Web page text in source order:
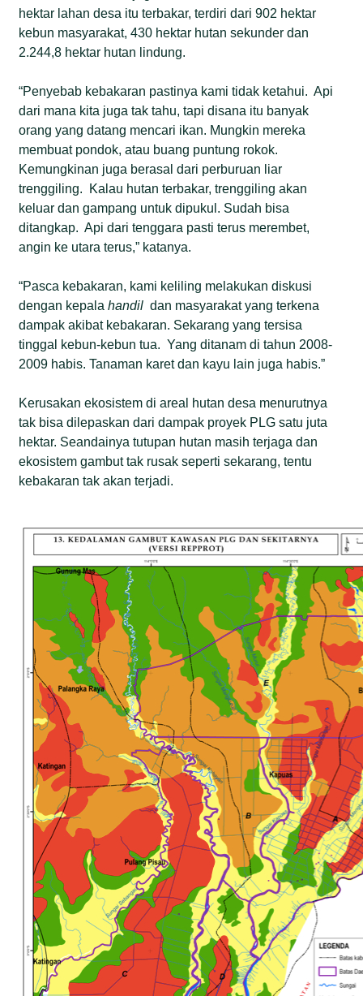
hektar lahan desa itu terbakar, terdiri dari 902 hektar
kebun masyarakat, 430 hektar hutan sekunder dan
2.244,8 hektar hutan lindung.
“Penyebab kebakaran pastinya kami tidak ketahui. Api
dari mana kita juga tak tahu, tapi disana itu banyak
orang yang datang mencari ikan. Mungkin mereka
membuat pondok, atau buang puntung rokok.
Kemungkinan juga berasal dari perburuan liar
trenggiling.
Kalau hutan terbakar, trenggiling akan
keluar dan gampang untuk dipukul. Sudah bisa
ditangkap. Api dari tenggara pasti terus merembet,
angin ke utara terus,” katanya.
“Pasca kebakaran, kami keliling melakukan diskusi
dengan kepalahandil dan masyarakat yang terkena
dampak akibat kebakaran. Sekarang yang tersisa
tinggal kebun-kebun tua. Yang ditanam di tahun 2008-
2009 habis. Tanaman karet dan kayu lain juga habis.”
Kerusakan ekosistem di areal hutan desa menurutnya
tak bisa dilepaskan dari dampak proyek PLG satu juta
hektar. Seandainya tutupan hutan masih terjaga dan
ekosistem gambut tak rusak seperti sekarang, tentu
kebakaran tak akan terjadi.